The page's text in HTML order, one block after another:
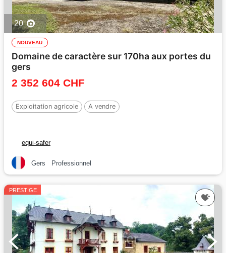
20
NOUVEAU
Domaine de caractère sur 170ha aux portes du
gers
2 352 604 CHF
Exploitation agricole A vendre
equi-safer
Gers Professionnel
PRESTIGE